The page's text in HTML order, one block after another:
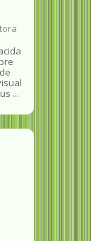
...